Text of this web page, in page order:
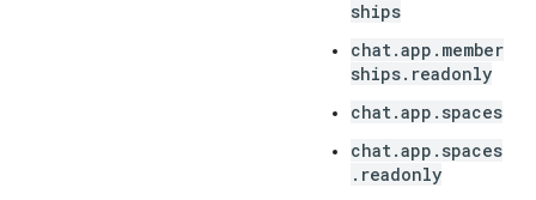
ships
chat.app.member
ships.readonly
chat.app.spaces
chat.app.spaces
.readonly